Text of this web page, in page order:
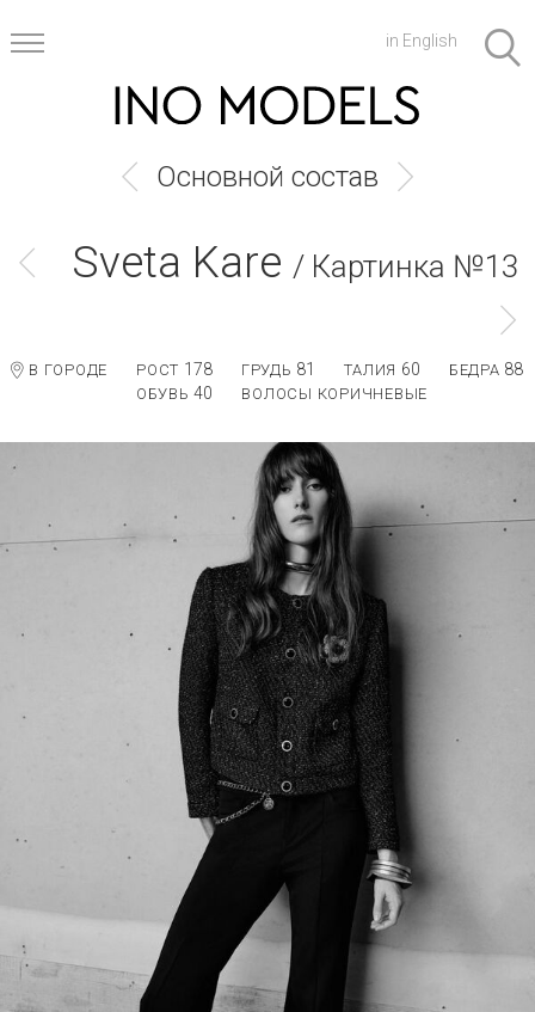
in English
Основной состав
Sveta Kare / Картинка №13
В ГОРОДЕ РОСТ 178 ГРУДЬ 81 ТАЛИЯ 60 БЕДРА 88
ОБУВЬ40 ВОЛОСЫ КОРИЧНЕВЫЕ